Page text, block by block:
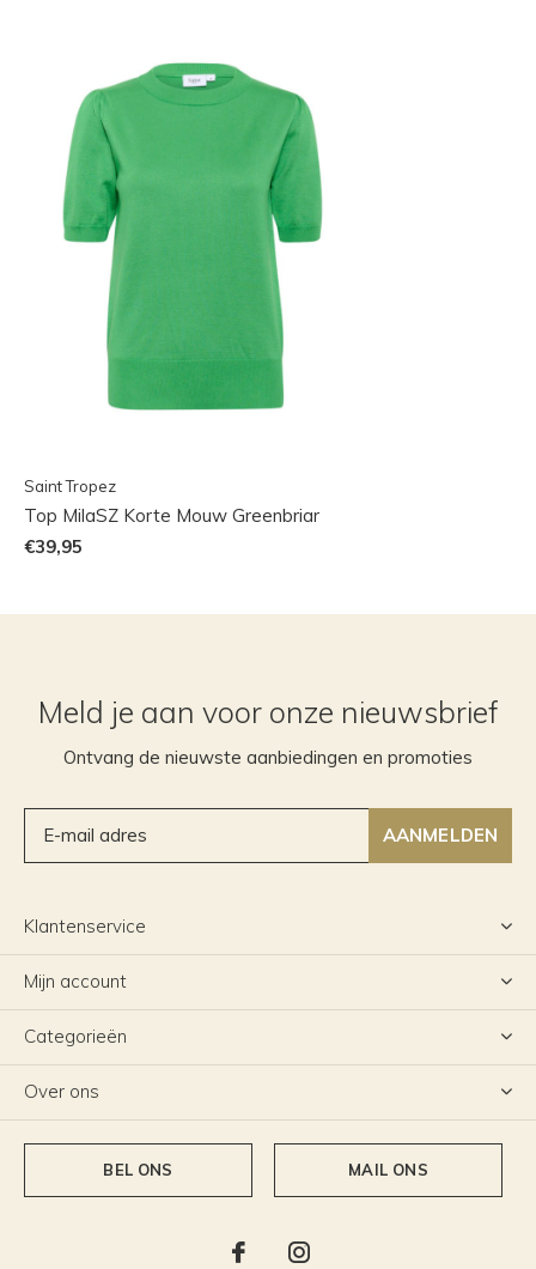
Saint Tropez
Top MilaSZ Korte Mouw Greenbriar
€39,95
Meld je aan voor onze nieuwsbrief
Ontvang de nieuwste aanbiedingen en promoties
AANMELDEN
Klantenservice
Mijn account
Categorieën
Over ons
BEL ONS MAIL ONS